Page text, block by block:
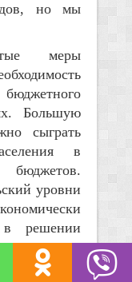
но мы
меры
Большую
сыграть
в
уровни
в решении